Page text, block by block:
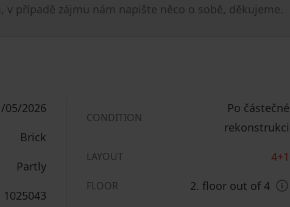
v případě zájmu nám napište něco o sobě, děkujeme.
05/2026
Brick
Partly
1025043
CONDITION
Po částečné
rekonstrukci
LAYOUT 4+1
FLOOR 2. floor out of 4